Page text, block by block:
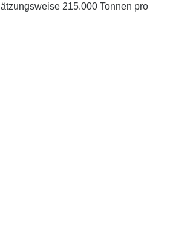
215.000 Tonnen pro